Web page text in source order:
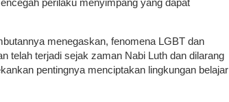
perilaku menyimpang yang dapat
menegaskan, fenomena LGBT dan
telah terjadi sejak zaman Nabi Luth dan dilarang
pentingnya menciptakan lingkungan belajar